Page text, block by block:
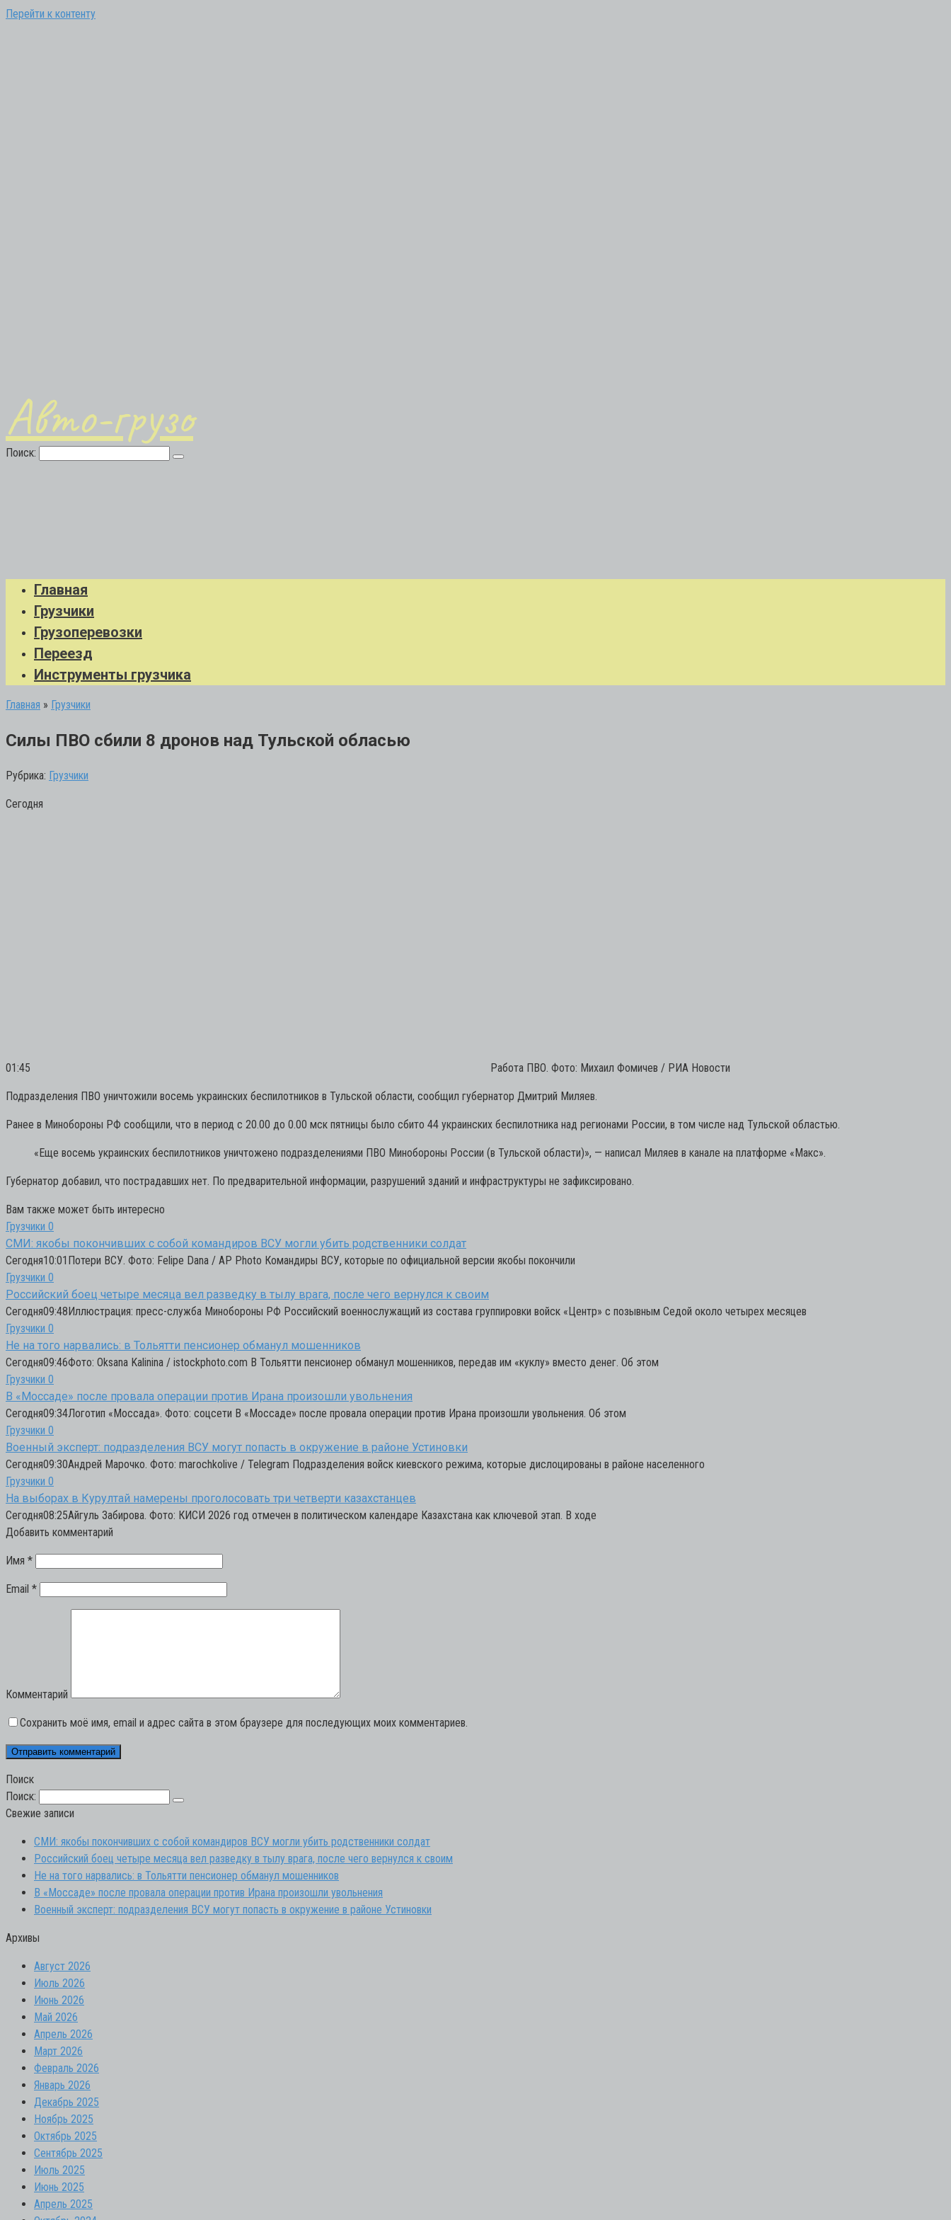
Перейти к контенту
Авто-грузо
Поиск:
Главная
Грузчики
Грузоперевозки
Переезд
Инструменты грузчика
Главная » Грузчики
Силы ПВО сбили 8 дронов над Тульской обласью
Рубрика: Грузчики
Сегодня
01:45 Работа ПВО. Фото: Михаил Фомичев / РИА Новости
Подразделения ПВО уничтожили восемь украинских беспилотников в Тульской области, сообщил губернатор Дмитрий Миляев.
Ранее в Минобороны РФ сообщили, что в период с 20.00 до 0.00 мск пятницы было сбито 44 украинских беспилотника над регионами России, в том числе над Тульской областью.
«Еще восемь украинских беспилотников уничтожено подразделениями ПВО Минобороны России (в Тульской области)», — написал Миляев в канале на платформе «Макс».
Губернатор добавил, что пострадавших нет. По предварительной информации, разрушений зданий и инфраструктуры не зафиксировано.
Вам также может быть интересно
Грузчики 0
СМИ: якобы покончивших с собой командиров ВСУ могли убить родственники солдат
Сегодня10:01Потери ВСУ. Фото: Felipe Dana / AP Photo Командиры ВСУ, которые по официальной версии якобы покончили
Грузчики 0
Российский боец четыре месяца вел разведку в тылу врага, после чего вернулся к своим
Сегодня09:48Иллюстрация: пресс-служба Минобороны РФ Российский военнослужащий из состава группировки войск «Центр» с позывным Седой около четырех месяцев
Грузчики 0
Не на того нарвались: в Тольятти пенсионер обманул мошенников
Сегодня09:46Фото: Oksana Kalinina / istockphoto.com В Тольятти пенсионер обманул мошенников, передав им «куклу» вместо денег. Об этом
Грузчики 0
В «Моссаде» после провала операции против Ирана произошли увольнения
Сегодня09:34Логотип «Моссада». Фото: соцсети В «Моссаде» после провала операции против Ирана произошли увольнения. Об этом
Грузчики 0
Военный эксперт: подразделения ВСУ могут попасть в окружение в районе Устиновки
Сегодня09:30Андрей Марочко. Фото: marochkolive / Telegram Подразделения войск киевского режима, которые дислоцированы в районе населенного
Грузчики 0
На выборах в Курултай намерены проголосовать три четверти казахстанцев
Сегодня08:25Айгуль Забирова. Фото: КИСИ 2026 год отмечен в политическом календаре Казахстана как ключевой этап. В ходе
Добавить комментарий
Имя *
Email *
Комментарий
Сохранить моё имя, email и адрес сайта в этом браузере для последующих моих комментариев.
Поиск
Поиск:
Свежие записи
СМИ: якобы покончивших с собой командиров ВСУ могли убить родственники солдат
Российский боец четыре месяца вел разведку в тылу врага, после чего вернулся к своим
Не на того нарвались: в Тольятти пенсионер обманул мошенников
В «Моссаде» после провала операции против Ирана произошли увольнения
Военный эксперт: подразделения ВСУ могут попасть в окружение в районе Устиновки
Архивы
Август 2026
Июль 2026
Июнь 2026
Май 2026
Апрель 2026
Март 2026
Февраль 2026
Январь 2026
Декабрь 2025
Ноябрь 2025
Октябрь 2025
Сентябрь 2025
Июль 2025
Июнь 2025
Апрель 2025